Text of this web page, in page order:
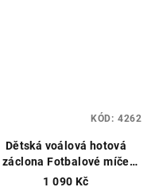
Dětská voálová hotová
záclona Fotbalové míče
400x150cm zelená
1 090 Kč
KÓD: 4262